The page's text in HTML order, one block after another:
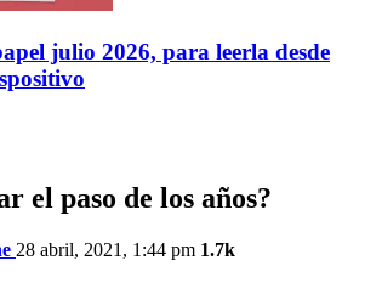
julio 2026, para leerla desde
el paso de los años?
28 abril, 2021, 1:44 pm 1.7k